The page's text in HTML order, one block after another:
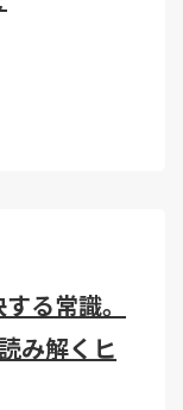
ョン（4）
る常識。
み解くヒ